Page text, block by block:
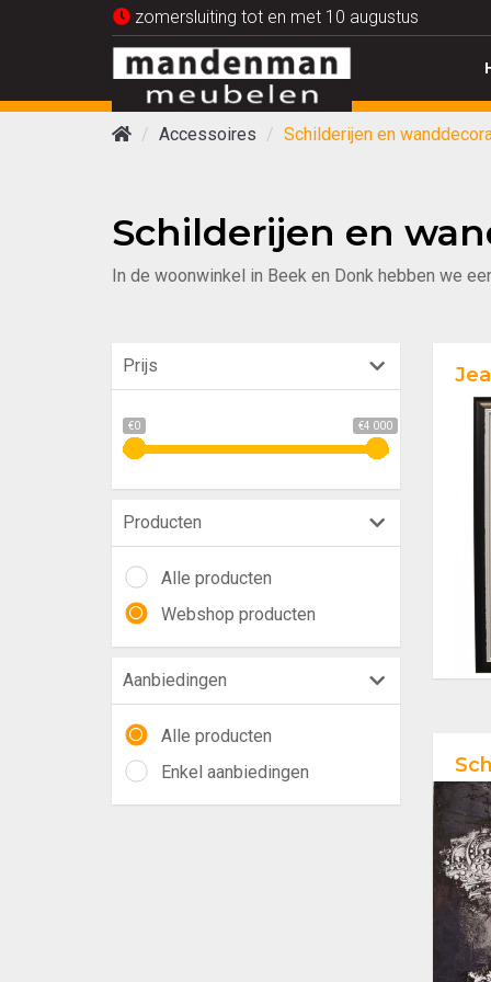
zomersluiting tot en met 10 augustus
Accessoires Schilderijen en
Schilderijen en
In de woonwinkel in Beek en Donk hebben we
Prijs
€0 €4 000
Producten
Alle producten
Webshop producten
Aanbiedingen
Alle producten
Enkel aanbiedingen